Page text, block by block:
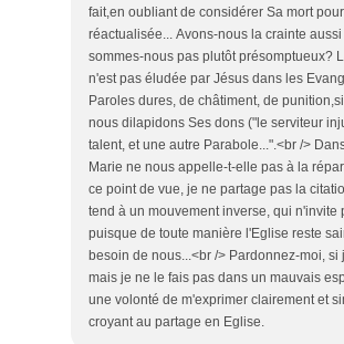
fait,en oubliant de considérer Sa mort
réactualisée... Avons-nous la crainte
sommes-nous pas plutôt présomptueux?
n'est pas éludée par Jésus dans les
Paroles dures, de châtiment, de
nous dilapidons Ses dons ("le serviteur
talent, et une autre Parabole...".<br />
Marie ne nous appelle-t-elle pas à la
ce point de vue, je ne partage pas la
tend à un mouvement inverse, qui n'invite
puisque de toute manière l'Eglise reste
besoin de nous...<br /> Pardonnez-moi, si
mais je ne le fais pas dans un mauvais
une volonté de m'exprimer clairement et
croyant au partage en Eglise.